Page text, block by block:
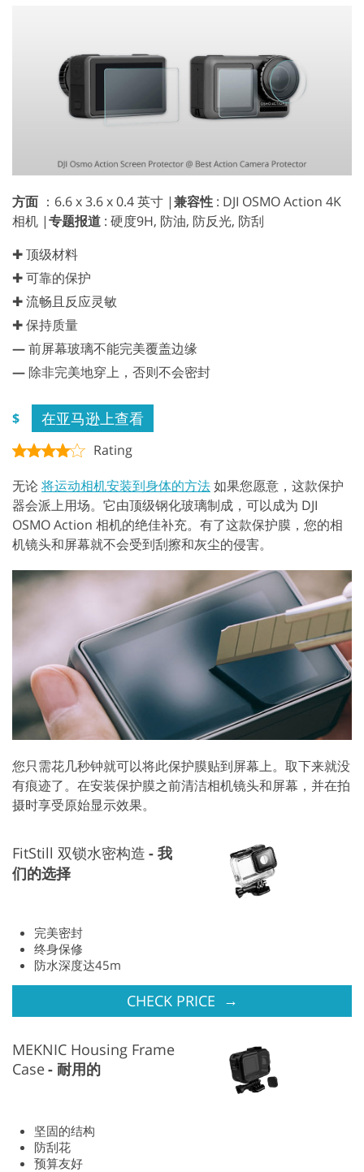
方面 ：6.6 x 3.6 x 0.4 英寸 |兼容性 : DJI OSMO Action 4K
相机 |专题报道 : 硬度9H, 防油, 防反光, 防刮
✚ 顶级材料
✚ 可靠的保护
✚ 流畅且反应灵敏
✚ 保持质量
—前屏幕玻璃不能完美覆盖边缘
—除非完美地穿上，否则不会密封
$ 在亚马逊上查看
Rating
无论将运动相机安装到身体的方法如果您愿意，这款保护
器会派上用场。它由顶级钢化玻璃制成，可以成为 DJI
OSMO Action 相机的绝佳补充。有了这款保护膜，您的相
机镜头和屏幕就不会受到刮擦和灰尘的侵害。
您只需花几秒钟就可以将此保护膜贴到屏幕上。取下来就没
有痕迹了。在安装保护膜之前清洁相机镜头和屏幕，并在拍
摄时享受原始显示效果。
FitStill 双锁水密构造
我
们的选择
完美密封
终身保修
防水深度达45m
CHECK PRICE →
MEKNIC Housing Frame
Case
耐用的
坚固的结构
防刮花
预算友好